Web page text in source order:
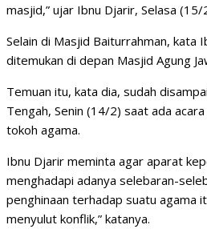
masjid,” ujar Ibnu Djarir, Selasa (15/
Selain di Masjid Baiturrahman, kata
ditemukan di depan Masjid Agung
Temuan itu, kata dia, sudah
Tengah, Senin (14/2) saat ada
tokoh agama.
Ibnu Djarir meminta agar aparat
menghadapi adanya selebaran-
penghinaan terhadap suatu agama
menyulut konflik,” katanya.